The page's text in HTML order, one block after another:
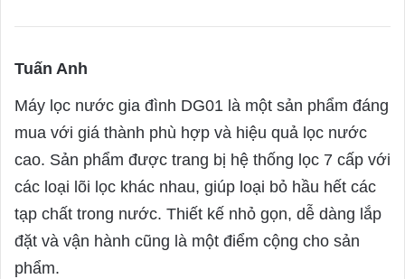
Tuấn Anh
a
y
s
:
Máy lọc nước gia đình DG01 là một sản phẩm đáng
mua với giá thành phù hợp và hiệu quả lọc nước
cao. Sản phẩm được trang bị hệ thống lọc 7 cấp với
các loại lõi lọc khác nhau, giúp loại bỏ hầu hết các
tạp chất trong nước. Thiết kế nhỏ gọn, dễ dàng lắp
đặt và vận hành cũng là một điểm cộng cho sản
phẩm.